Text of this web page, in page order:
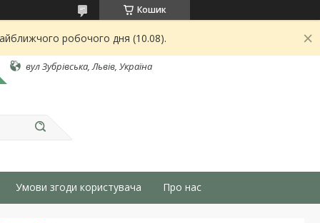
Кошик
робочого дня (10.08).
вул Зубрівська, Львів, Україна
Умови згоди користувача Про нас